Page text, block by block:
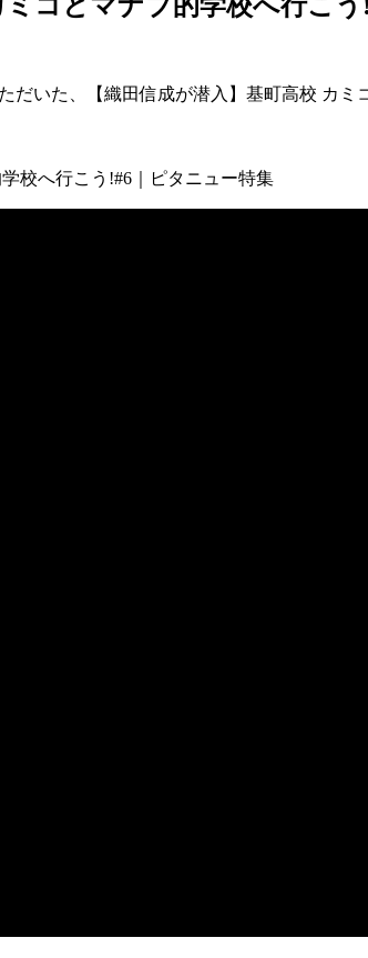
だいた、【織田信成が潜入】基町高校 カ
校へ行こう!#6｜ピタニュー特集